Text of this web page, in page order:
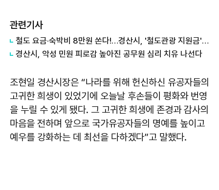
관련기사
철도 요금·숙박비 8만원 쏜다!…경산시, '철도관광 지원금' 사업 실시
경산시, 악성 민원 피로감 높아진 공무원 심리 치유 나선다
조현일 경산시장은 “나라를 위해 헌신하신 유공자들의
고귀한 희생이 있었기에 오늘날 후손들이 평화와 번영
을 누릴 수 있게 됐다. 그 고귀한 희생에 존경과 감사의
마음을 전하며 앞으로 국가유공자들의 명예를 높이고
예우를 강화하는 데 최선을 다하겠다”고 말했다.